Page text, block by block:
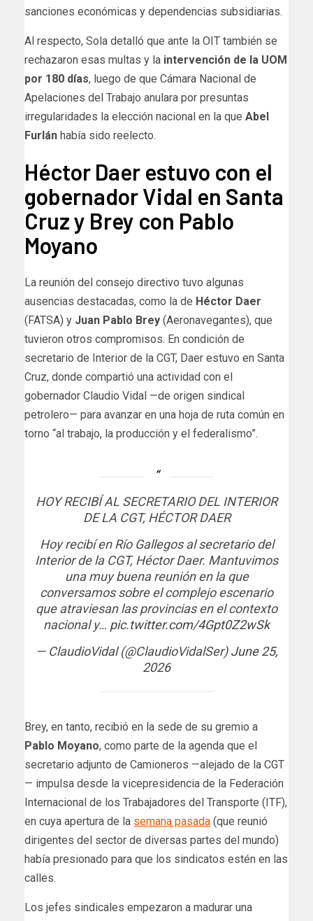
sanciones económicas y dependencias subsidiarias.
Al respecto, Sola detalló que ante la OIT también se
rechazaron esas multas y la intervención de la UOM
por 180 días, luego de que Cámara Nacional de
Apelaciones del Trabajo anulara por presuntas
irregularidades la elección nacional en la que Abel
Furlán había sido reelecto.
Héctor Daer estuvo con el
gobernador Vidal en Santa
Cruz y Brey con Pablo
Moyano
La reunión del consejo directivo tuvo algunas
ausencias destacadas, como la de Héctor Daer
(FATSA) y Juan Pablo Brey (Aeronavegantes), que
tuvieron otros compromisos. En condición de
secretario de Interior de la CGT, Daer estuvo en Santa
Cruz, donde compartió una actividad con el
gobernador Claudio Vidal —de origen sindical
petrolero— para avanzar en una hoja de ruta común en
torno “al trabajo, la producción y el federalismo”.
HOY RECIBÍ AL SECRETARIO DEL INTERIOR
DE LA CGT, HÉCTOR DAER
Hoy recibí en Río Gallegos al secretario del
Interior de la CGT, Héctor Daer. Mantuvimos
una muy buena reunión en la que
conversamos sobre el complejo escenario
que atraviesan las provincias en el contexto
nacional y… pic.twitter.com/4Gpt0Z2wSk
— ClaudioVidal (@ClaudioVidalSer)June 25,
2026
Brey, en tanto, recibió en la sede de su gremio a
Pablo Moyano, como parte de la agenda que el
secretario adjunto de Camioneros —alejado de la CGT
— impulsa desde la vicepresidencia de la Federación
Internacional de los Trabajadores del Transporte (ITF),
en cuya apertura de la semana pasada (que reunió
dirigentes del sector de diversas partes del mundo)
había presionado para que los sindicatos estén en las
calles.
​Los jefes sindicales empezaron a madurar una